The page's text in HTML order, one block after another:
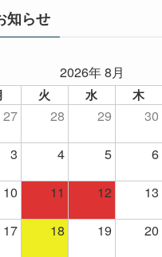
知らせ
2026年 8月
火 水 木
27 28 29 30
3 4 5 6
10 11 12 13
17 18 19 20